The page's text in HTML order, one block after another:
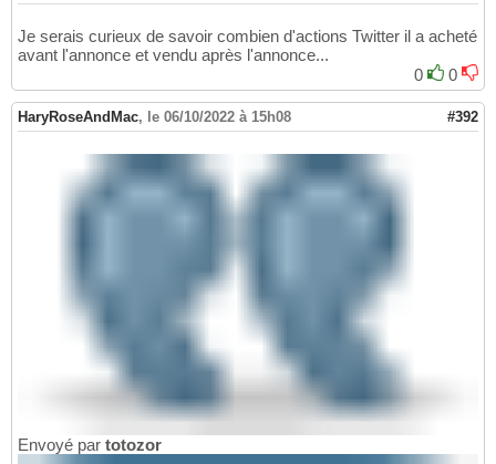
Je serais curieux de savoir combien d'actions Twitter il a acheté
avant l'annonce et vendu après l'annonce...
0
0
HaryRoseAndMac, le 06/10/2022 à 15h08 #392
Envoyé par totozor